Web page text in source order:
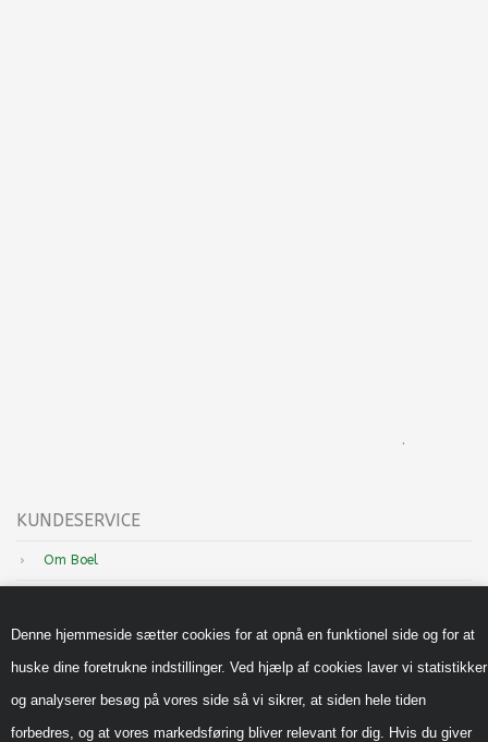
Denne hjemmeside sætter cookies for at opnå en funktionel side og for at
huske dine foretrukne indstillinger. Ved hjælp af cookies laver vi statistikker
og analyserer besøg på vores side så vi sikrer, at siden hele tiden
forbedres, og at vores markedsføring bliver relevant for dig. Hvis du giver
.
KUNDESERVICE
Om Boel
Inspiration
Sådan handler du hos os